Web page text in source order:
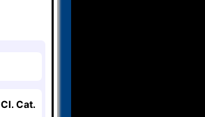
Cl. Cat.